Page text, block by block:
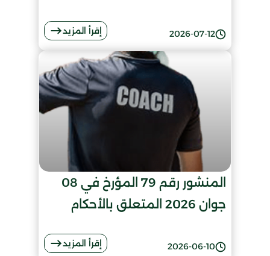
2026-07-12 إقرأ المزيد
المنشور رقم 79 المؤرخ في 08
جوان 2026 المتعلق بالأحكام
الرياضي2027/2026
2026-06-10 إقرأ المزيد